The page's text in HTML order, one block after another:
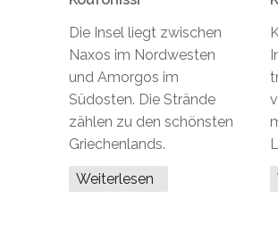
Die Insel liegt zwischen
Naxos im Nordwesten
und Amorgos im
Südosten. Die Strände
zählen zu den schönsten
Griechenlands.
Weiterlesen